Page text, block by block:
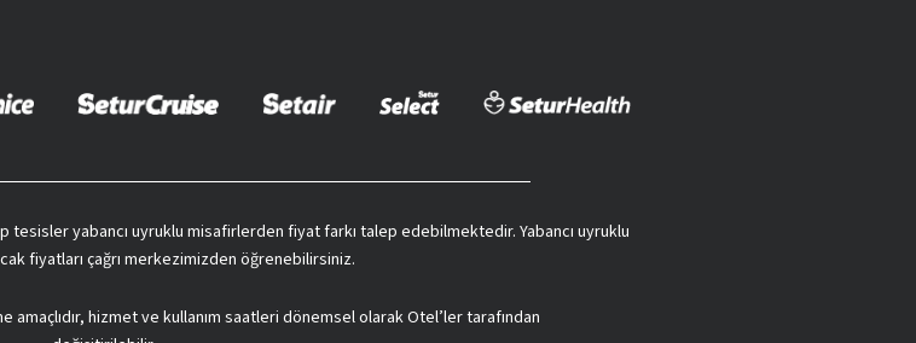
tesisler yabancı uyruklu misafirlerden fiyat farkı talep edebilmektedir. Yabancı uyruklu
fiyatları çağrı merkezimizden öğrenebilirsiniz.
hizmet ve kullanım saatleri dönemsel olarak Otel’ler tarafından